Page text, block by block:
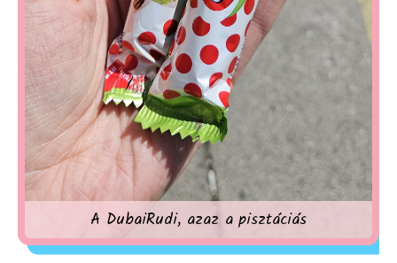
A DubaiRudi, azaz a pisztáciás